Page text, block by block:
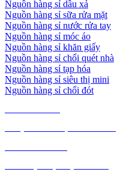
Nguồn hàng sỉ dầu xả
Nguồn hàng sỉ sữa rửa mặt
Nguồn hàng sỉ nước rửa tay
Nguồn hàng sỉ móc áo
Nguồn hàng sỉ khăn giấy
Nguồn hàng sỉ chổi quét nhà
Nguồn hàng sỉ tạp hóa
Nguồn hàng sỉ siêu thị mini
Nguồn hàng sỉ chổi đót